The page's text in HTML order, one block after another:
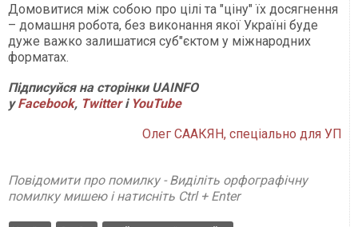
Домовитися між собою про цілі та "ціну" їх досягнення
– домашня робота, без виконання якої Україні буде
дуже важко залишатися суб"єктом у міжнародних
форматах.
Підписуйся на сторінки UAINFO
уFacebook, Twitter і YouTube
Олег СААКЯН, спеціально для УП
Повідомити про помилку - Виділіть орфографічну
помилку мишею і натисніть Ctrl + Enter